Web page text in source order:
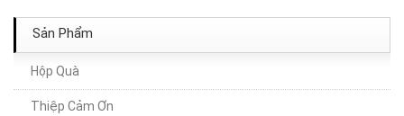
Sản Phẩm
Hộp Quà
Thiệp Cảm Ơn